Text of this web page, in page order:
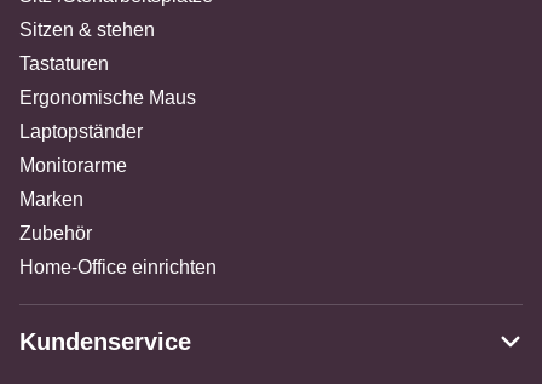
Sitzen & stehen
Tastaturen
Ergonomische Maus
Laptopständer
Monitorarme
Marken
Zubehör
Home-Office einrichten
Kundenservice